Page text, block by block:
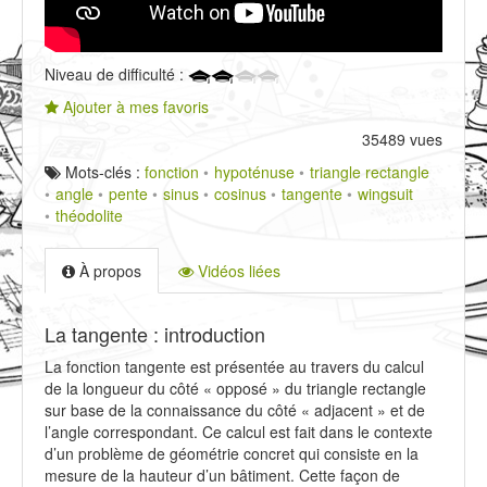
Niveau de difficulté :
Ajouter à mes favoris
35489 vues
Mots-clés : fonction hypoténuse
triangle rectangle
angle
pente sinus cosinus tangente
wingsuit
théodolite
À propos Vidéos liées
La tangente : introduction
La fonction tangente est présentée au travers du calcul
de la longueur du côté « opposé » du triangle rectangle
sur base de la connaissance du côté « adjacent » et de
l’angle correspondant. Ce calcul est fait dans le contexte
d’un problème de géométrie concret qui consiste en la
mesure de la hauteur d’un bâtiment. Cette façon de